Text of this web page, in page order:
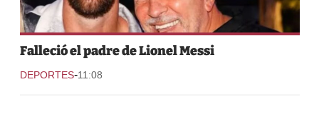
Falleció el padre de Lionel Messi
DEPORTES-11:08